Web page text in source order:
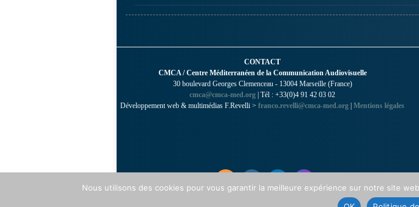
CONTACT
CMCA / Centre Méditerranéen de la Communication Audiovisuelle
30 boulevard Georges Clemenceau - 13004 Marseille (France)
cmca@cmca-med.org | Tél : +33(0)4 91 42 03 02
Développement web & multimédias F.Revelli > franco.revelli@cmca-med.org | Mentions légales
Nous utilisons des cookies pour vous garantir la meilleure expérience sur notre site